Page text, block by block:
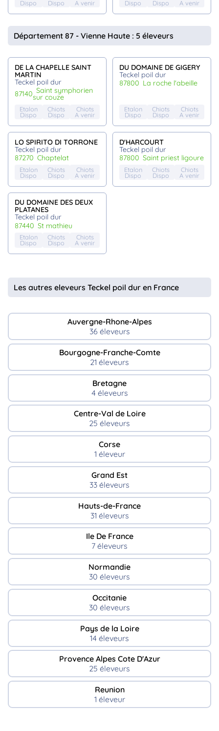
Dispo Dispo A venir Dispo Dispo A venir
Département 87 - Vienne Haute : 5 éleveurs
DE LA CHAPELLE SAINT
MARTIN
Teckel poil dur
87140 saint symphorien
sur couze
Etalon
Dispo
Chiots
Dispo
Chiots
A venir
DU DOMAINE DE GIGERY
Teckel poil dur
87800
la roche l'abeille
Etalon
Dispo
Chiots
Dispo
Chiots
A venir
LO SPIRITO DI TORRONE
Teckel poil dur
87270
chaptelat
Etalon
Dispo
Chiots
Dispo
Chiots
A venir
D'HARCOURT
Teckel poil dur
87800
saint priest ligoure
Etalon
Dispo
Chiots
Dispo
Chiots
A venir
DU DOMAINE DES DEUX
PLATANES
Teckel poil dur
87440
st mathieu
Etalon
Dispo
Chiots
Dispo
Chiots
A venir
Les autres eleveurs Teckel poil dur en France
Auvergne-Rhone-Alpes
36 éleveurs
Bourgogne-Franche-Comte
21 éleveurs
Bretagne
4 éleveurs
Centre-Val de Loire
25 éleveurs
Corse
1 éleveur
Grand Est
33 éleveurs
Hauts-de-France
31 éleveurs
Ile De France
7 éleveurs
Normandie
30 éleveurs
Occitanie
30 éleveurs
Pays de la Loire
14 éleveurs
Provence Alpes Cote D'Azur
25 éleveurs
Reunion
1 éleveur